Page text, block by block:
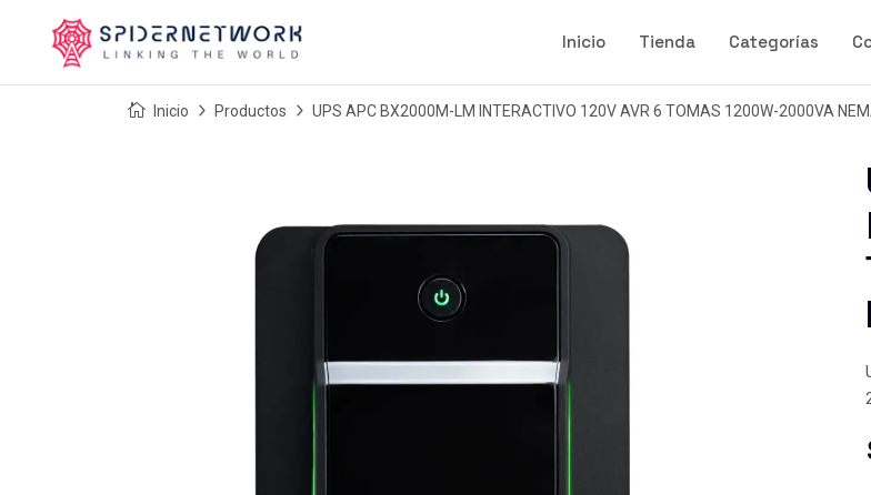
Inicio Tienda Categorías
Inicio Productos UPS APC BX2000M-LM INTERACTIVO 120V AVR 6 TOMAS 1200W-2000VA